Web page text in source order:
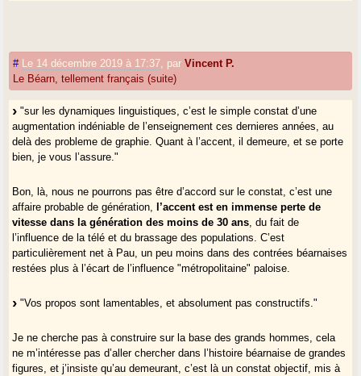
béarnais, au moment de chercher un ancrage local, de plus en plus
prégnant dans nos sociétés, ils vont chercher les "vaquetas". Cela me
semble naturel, mais cela ne dit rien à ce qu’il y a derrière ces vaches,
tragique du village d’Urost, drapeau béarnais levé bien haut, et deux
maisons provençales rosacées encadrant la mairie.
fronton des communes.
# Le 14 décembre 2019 à 17:37 parVincent P.
Le Béarn, tellement français (suite)
"sur les dynamiques linguistiques, c’est le simple constat d’une
augmentation indéniable de l’enseignement ces dernieres années, au
delà des probleme de graphie. Quant à l’accent, il demeure, et se porte
bien, je vous l’assure."
Bon, là, nous ne pourrons pas être d’accord sur le constat, c’est une
affaire probable de génération,
l’accent est en immense perte de
vitesse dans la génération des moins de 30 ans , du fait de
l’influence de la télé et du brassage des populations. C’est
particulièrement net à Pau, un peu moins dans des contrées béarnaises
restées plus à l’écart de l’influence "métropolitaine" paloise.
"Vos propos sont lamentables, et absolument pas constructifs."
Je ne cherche pas à construire sur la base des grands hommes, cela
ne m’intéresse pas d’aller chercher dans l’histoire béarnaise de grandes
figures, et j’insiste qu’au demeurant, c’est là un constat objectif, mis à